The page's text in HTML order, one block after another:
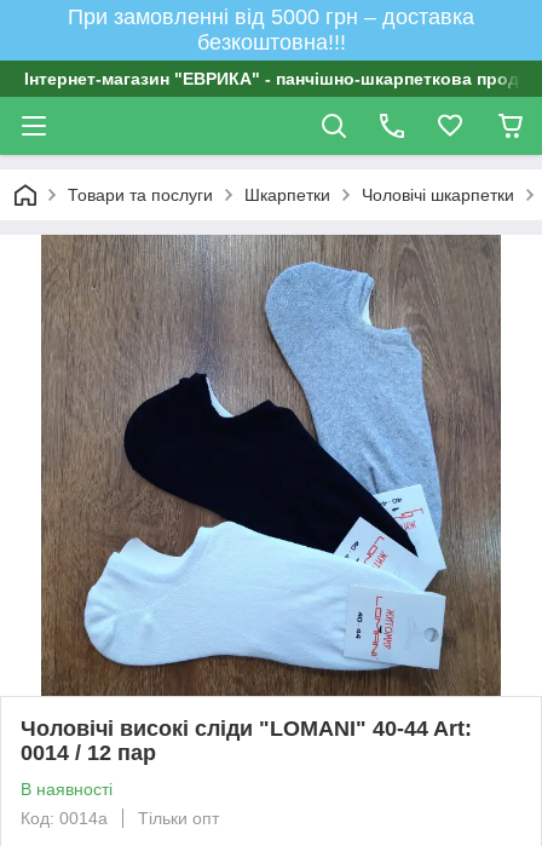
При замовленні від 5000 грн – доставка
безкоштовна!!!
Інтернет-магазин "ЕВРИКА" - панчішно-шкарпеткова
Товари та послуги Шкарпетки Чоловічі шкарпетки
Чоловічі високі сліди "LOMANI" 40-44 Art:
0014 / 12 пар
В наявності
Код: 0014а
Тільки опт